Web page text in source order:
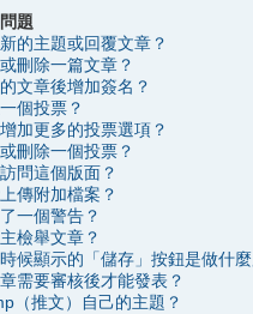
題
的主題或回覆文章？
刪除一篇文章？
文章後增加簽名？
個投票？
加更多的投票選項？
刪除一個投票？
問這個版面？
傳附加檔案？
一個警告？
檢舉文章？
候顯示的「儲存」按鈕是做什麼
需要審核後才能發表？
（推文）自己的主題？